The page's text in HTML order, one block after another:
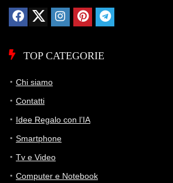
TOP CATEGORIE
Chi siamo
Contatti
Idee Regalo con l’IA
Smartphone
Tv e Video
Computer e Notebook